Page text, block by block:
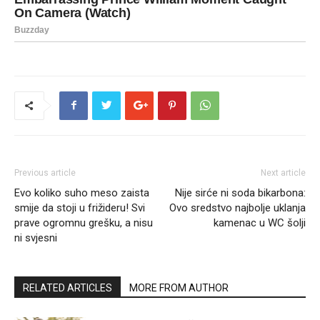
Previous article
Evo koliko suho meso zaista
smije da stoji u frižideru! Svi
prave ogromnu grešku, a nisu
ni svjesni
Next article
Nije sirće ni soda bikarbona:
Ovo sredstvo najbolje uklanja
kamenac u WC šolji
RELATED ARTICLES MORE FROM AUTHOR